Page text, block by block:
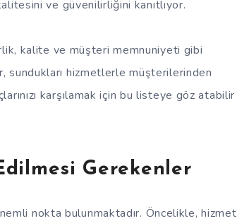
ve güvenilirliğini kanıtlıyor.
kalite ve müşteri memnuniyeti gibi
hizmetlerle müşterilerinden
karşılamak için bu listeye göz atabilir
Gerekenler
nokta bulunmaktadır. Öncelikle, hizmet